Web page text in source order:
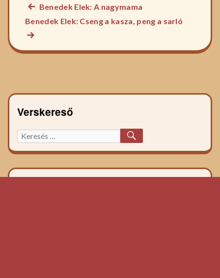
Bejegyzés
navigáció
Előző
főzelék
Benedek Elek: A nagymama
Benedek Elek: Cseng a kasza, peng a sarló
recept:
Verskereső
Keresett
főzelék